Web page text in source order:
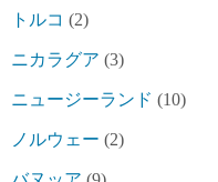
トルコ (2)
ニカラグア (3)
ニュージーランド (10)
ノルウェー (2)